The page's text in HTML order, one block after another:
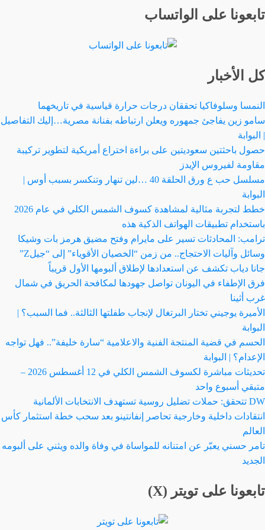
تابعونا على الواتساب
كل الأخبار
النمسا وسلوفاكيا تحققان درجات حرارة قياسية في تاريخهما
سامو زين يفاجئ جمهوره ويعلن ارتباطه بفنانة مصرية…إليك التفاصيل
| البوابة
حصول باحثتين سعوديتين على براءة اختراع أمريكية لتطوير تركيبة
مقاومة لفيروس الإيدز
مسلسل حب ع ورق الحلقة 40 …لين تنهار وتنكسر بسبب أوس |
البوابة
خطط لتجربة مثالية لمشاهدة كسوف الشمس الكلي في عام 2026
باستخدام تطبيقات الهواتف الذكية هذه
ترامب: المحادثات تسير على مايرام وفتح مضيق هرمز بات وشيكا
وسائل وآليات الاحتجاج.. من زمن “الخصيان الأقوياء” إلى “جيلZ”
جانا دياب تكشف عن استعدادها لإطلاق ألبومها الأول قريباً
فرق الإطفاء في اليونان تواصل جهودها لمكافحة الحريق في شمال
غرب أثينا
الأميرة يوجيني تختار البرتغال لإنجاب طفلتها الثالثة.. فما السبب؟ |
البوابة
الحسم في قضية المنتجة الفنية والاعلامية “سارة خليفة”.. فهل تواجه
الإعدام؟ | البوابة
تحديثات مباشرة لكسوف الشمس الكلي في 12 أغسطس 2026 –
متبقي أسبوع واحد
DW تتحقق: حملات تضليل روسية تستهدف الانتخابات الألمانية
انتقادات داخلية وخارجية تحاصر إنفانتينو بعد سحب خطة استثمار كأس
العالم
تامر حسني يعبّر عن امتنانه للمواساة في وفاة والده ويثني على ألبومه
الجديد
تابعونا على تويتر (X)